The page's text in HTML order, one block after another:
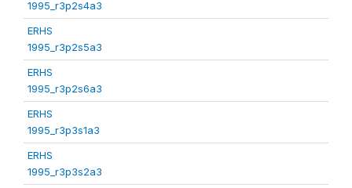
1995_r3p2s4a3
ERHS
1995_r3p2s5a3
ERHS
1995_r3p2s6a3
ERHS
1995_r3p3s1a3
ERHS
1995_r3p3s2a3